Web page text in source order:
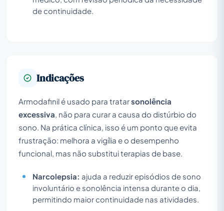
de continuidade.
Indicações
Armodafinil é usado para tratarsonolência
excessiva , não para curar a causa do distúrbio do
sono. Na prática clínica, isso é um ponto que evita
frustração: melhora a vigília e o desempenho
funcional, mas não substitui terapias de base.
Narcolepsia: ajuda a reduzir episódios de sono
involuntário e sonolência intensa durante o dia,
permitindo maior continuidade nas atividades.